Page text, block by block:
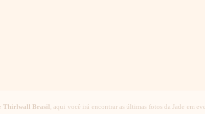
Thirlwall Brasil, aqui você irá encontrar as últimas fotos da Jade em